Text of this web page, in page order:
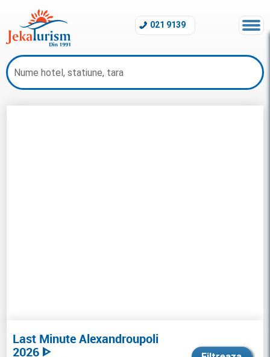
021 9139
Last Minute Alexandroupoli
2026 ᐈ